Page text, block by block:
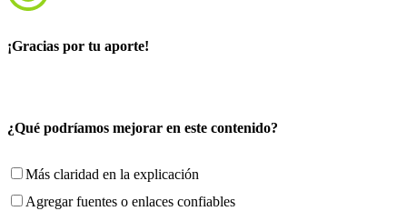
¡Gracias por tu aporte!
¿Qué podríamos mejorar en este contenido?
Más claridad en la explicación
Agregar fuentes o enlaces confiables